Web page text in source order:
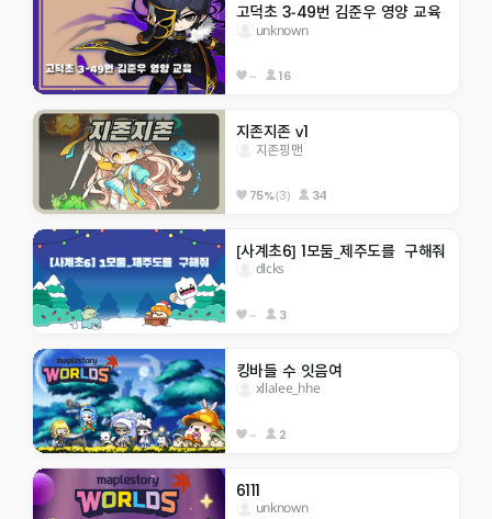
고덕초 3-49번 김준우 영양 교육
unknown
-- 16
지존지존 v1
지존핑맨
75%(3) 34
[사계초6] 1모둠_제주도를  구해줘
dlcks
-- 3
킹바들 수 잇음여
xllalee_hhe
-- 2
6111
unknown